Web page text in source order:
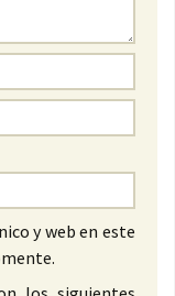
y web en este